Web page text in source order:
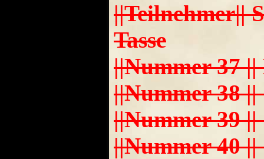
||Teilnehmer||
Tasse
||Nummer 37
||Nummer 38 ||
||Nummer 39 ||
||Nummer 40 ||